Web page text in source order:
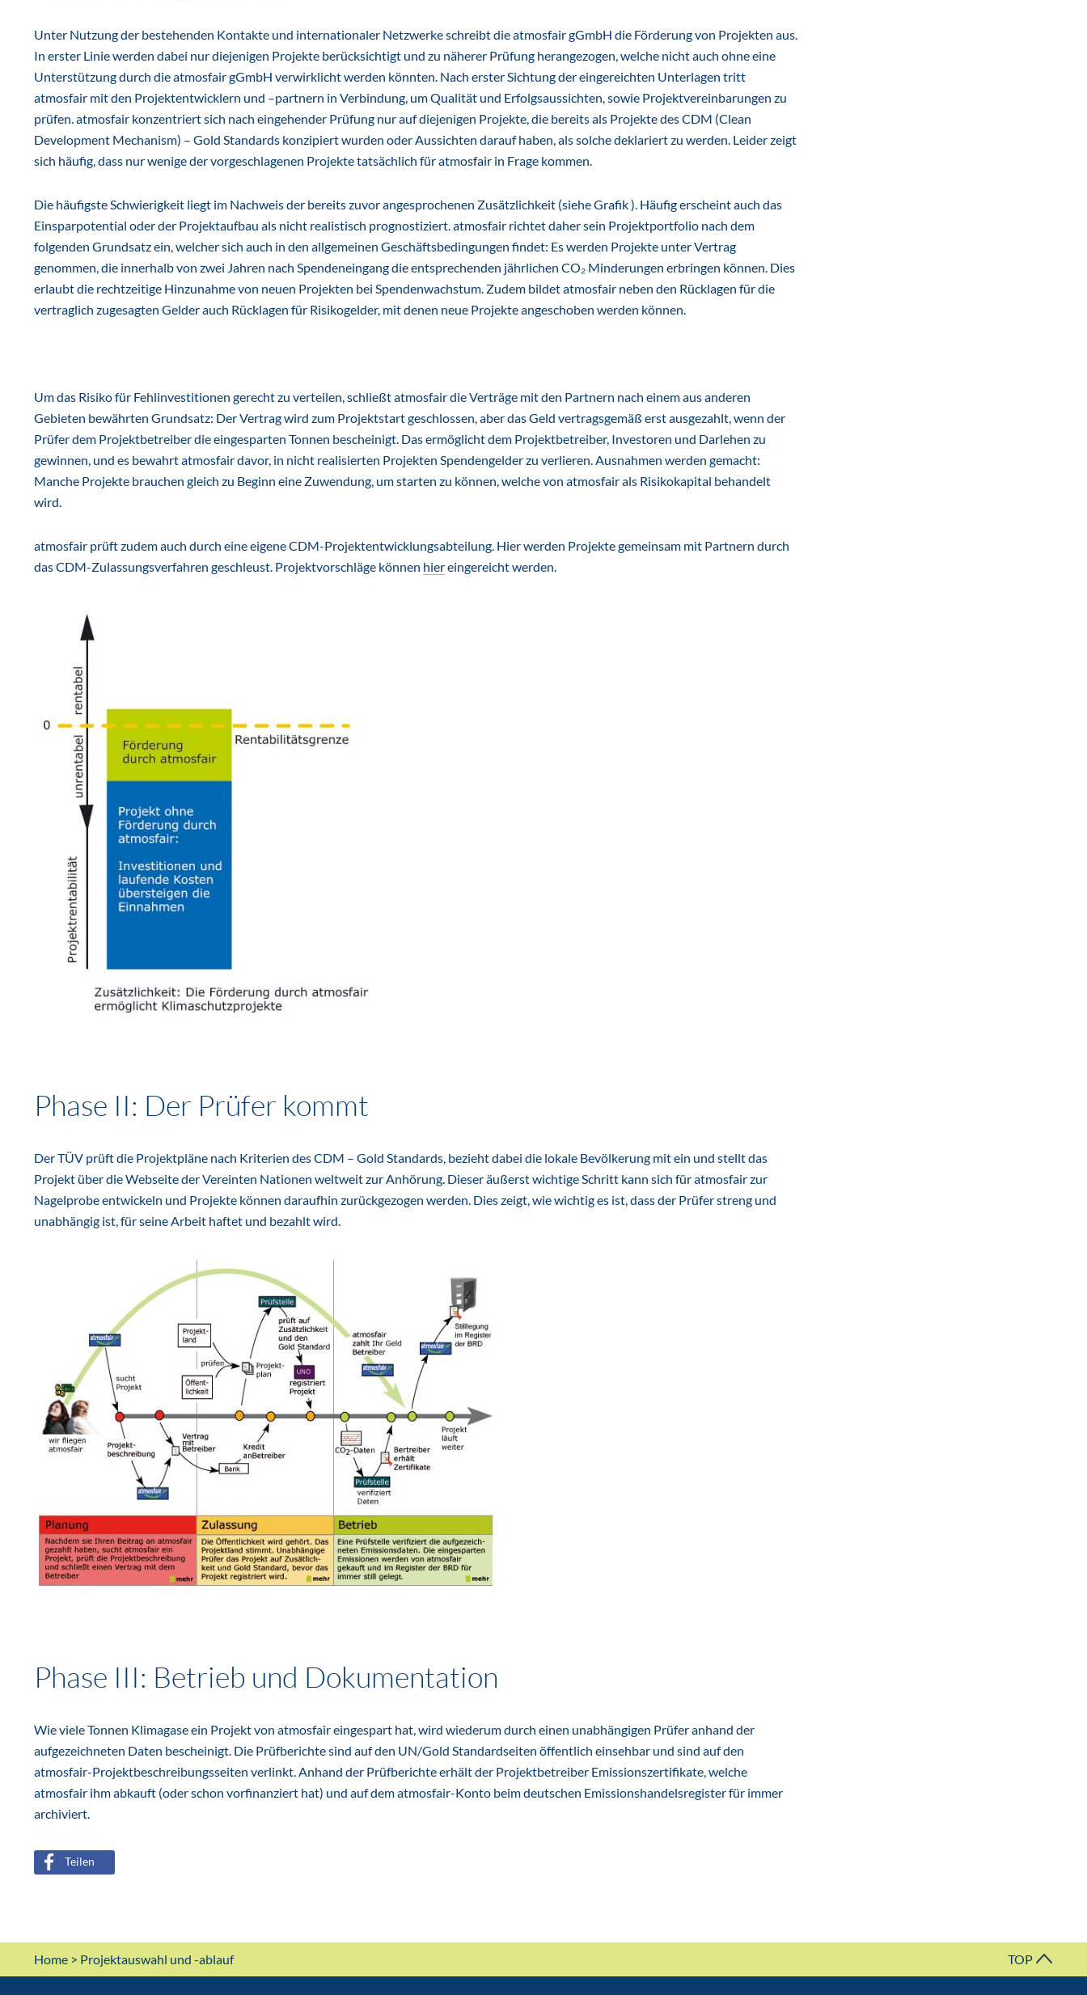
Unter Nutzung der bestehenden Kontakte und internationaler Netzwerke schreibt die atmosfair gGmbH die Förderung von Projekten aus.
In erster Linie werden dabei nur diejenigen Projekte berücksichtigt und zu näherer Prüfung herangezogen, welche nicht auch ohne eine
Unterstützung durch die atmosfair gGmbH verwirklicht werden könnten. Nach erster Sichtung der eingereichten Unterlagen tritt
atmosfair mit den Projektentwicklern und –partnern in Verbindung, um Qualität und Erfolgsaussichten, sowie Projektvereinbarungen zu
prüfen. atmosfair konzentriert sich nach eingehender Prüfung nur auf diejenigen Projekte, die bereits als Projekte des CDM (Clean
Development Mechanism) – Gold Standards konzipiert wurden oder Aussichten darauf haben, als solche deklariert zu werden. Leider zeigt
sich häufig, dass nur wenige der vorgeschlagenen Projekte tatsächlich für atmosfair in Frage kommen.
Die häufigste Schwierigkeit liegt im Nachweis der bereits zuvor angesprochenen Zusätzlichkeit (siehe Grafik ). Häufig erscheint auch das
Einsparpotential oder der Projektaufbau als nicht realistisch prognostiziert. atmosfair richtet daher sein Projektportfolio nach dem
folgenden Grundsatz ein, welcher sich auch in den allgemeinen Geschäftsbedingungen findet: Es werden Projekte unter Vertrag
genommen, die innerhalb von zwei Jahren nach Spendeneingang die entsprechenden jährlichen CO₂ Minderungen erbringen können. Dies
erlaubt die rechtzeitige Hinzunahme von neuen Projekten bei Spendenwachstum. Zudem bildet atmosfair neben den Rücklagen für die
vertraglich zugesagten Gelder auch Rücklagen für Risikogelder, mit denen neue Projekte angeschoben werden können.
Um das Risiko für Fehlinvestitionen gerecht zu verteilen, schließt atmosfair die Verträge mit den Partnern nach einem aus anderen
Gebieten bewährten Grundsatz: Der Vertrag wird zum Projektstart geschlossen, aber das Geld vertragsgemäß erst ausgezahlt, wenn der
Prüfer dem Projektbetreiber die eingesparten Tonnen bescheinigt. Das ermöglicht dem Projektbetreiber, Investoren und Darlehen zu
gewinnen, und es bewahrt atmosfair davor, in nicht realisierten Projekten Spendengelder zu verlieren. Ausnahmen werden gemacht:
Manche Projekte brauchen gleich zu Beginn eine Zuwendung, um starten zu können, welche von atmosfair als Risikokapital behandelt
wird.
atmosfair prüft zudem auch durch eine eigene CDM-Projektentwicklungsabteilung. Hier werden Projekte gemeinsam mit Partnern durch
das CDM-Zulassungsverfahren geschleust. Projektvorschläge können hiereingereicht werden.
Phase II: Der Prüfer kommt
Der TÜV prüft die Projektpläne nach Kriterien des CDM – Gold Standards, bezieht dabei die lokale Bevölkerung mit ein und stellt das
Projekt über die Webseite der Vereinten Nationen weltweit zur Anhörung. Dieser äußerst wichtige Schritt kann sich für atmosfair zur
Nagelprobe entwickeln und Projekte können daraufhin zurückgezogen werden. Dies zeigt, wie wichtig es ist, dass der Prüfer streng und
unabhängig ist, für seine Arbeit haftet und bezahlt wird.
Phase III: Betrieb und Dokumentation
Wie viele Tonnen Klimagase ein Projekt von atmosfair eingespart hat, wird wiederum durch einen unabhängigen Prüfer anhand der
aufgezeichneten Daten bescheinigt. Die Prüfberichte sind auf den UN/Gold Standardseiten öffentlich einsehbar und sind auf den
atmosfair-Projektbeschreibungsseiten verlinkt. Anhand der Prüfberichte erhält der Projektbetreiber Emissionszertifikate, welche
atmosfair ihm abkauft (oder schon vorfinanziert hat) und auf dem atmosfair-Konto beim deutschen Emissionshandelsregister für immer
archiviert.
Teilen
Home > Projektauswahl und -ablauf TOP